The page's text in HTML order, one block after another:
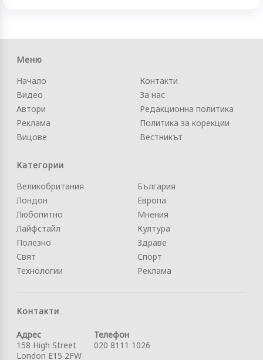
Меню
Начало
Видео
Автори
Реклама
Вицове
Контакти
За нас
Редакционна политика
Политика за корекции
Вестникът
Категории
Великобритания
Лондон
Любопитно
Лайфстайл
Полезно
Свят
Технологии
България
Европа
Мнения
Култура
Здраве
Спорт
Реклама
Контакти
Адрес
158 High Street
London E15 2FW
Телефон
020 8111 1026